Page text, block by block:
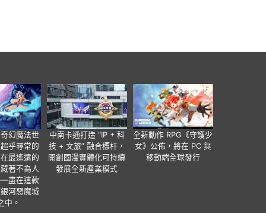
幻魔法世
乎尋常的
最遙遠的
著不為人
盡在這款
河惡魔城
中。
中南卡通打造 “IP + 科
技 + 文旅” 融合標杆，
開創國漫實體化可持續
發展全新產業模式
全新動作 RPG《守護少
女》公佈，將在 PC 與
移動端全球發行